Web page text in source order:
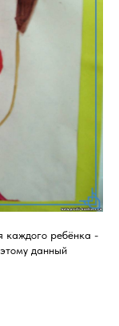
каждого ребёнка -
данный